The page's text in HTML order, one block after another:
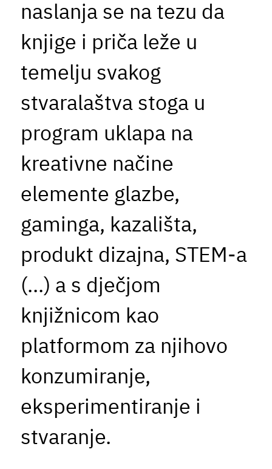
naslanja se na tezu da
knjige i priča leže u
temelju svakog
stvaralaštva stoga u
program uklapa na
kreativne načine
elemente glazbe,
gaminga, kazališta,
produkt dizajna, STEM-a
(...) a s dječjom
knjižnicom kao
platformom za njihovo
konzumiranje,
eksperimentiranje i
stvaranje.